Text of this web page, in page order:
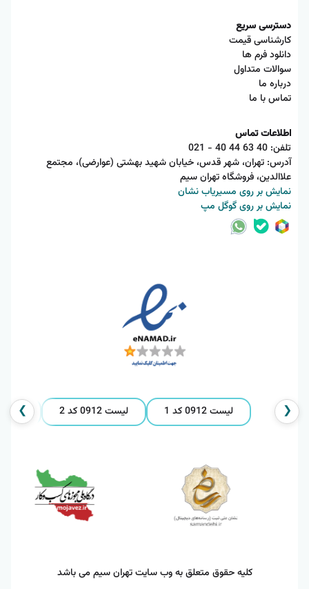
دسترسی سریع
کارشناسی قیمت
دانلود فرم ها
سوالات متداول
درباره ما
تماس با ما
اطلاعات تماس
تلفن: 021 - 40 44 63 40
آدرس: تهران، شهر قدس، خیابان شهید بهشتی (عوارضی)، مجتمع
علاالدین، فروشگاه تهران سیم
نمایش بر روی مسیریاب نشان
نمایش بر روی گوگل مپ
❮ لیست 0912 کد 1 لیست 0912 کد 2 لیست 0912❯
کلیه حقوق متعلق به وب سایت تهران سیم می باشد